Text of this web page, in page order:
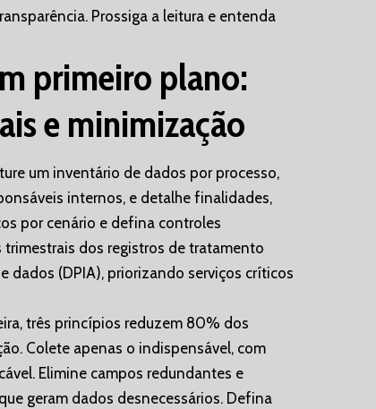
Prossiga a leitura e entenda
primeiro plano:
e minimização
um inventário de dados por processo,
internos, e detalhe finalidades,
por cenário e defina controles
trimestrais dos registros de tratamento
dados (DPIA), priorizando serviços críticos
três princípios reduzem 80% dos
Colete apenas o indispensável, com
Elimine campos redundantes e
geram dados desnecessários. Defina